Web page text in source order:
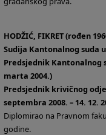
HODŽIĆ, FIKRET (rođen
Sudija Kantonalnog suda
Predsjednik Kantonalnog
marta 2004.)
Predsjednik krivičnog
septembra 2008. – 14. 12.
Diplomirao na Pravnom
godine.